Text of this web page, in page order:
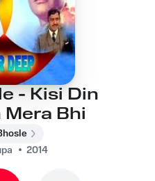
- Kisi Din
Mera Bhi
2014